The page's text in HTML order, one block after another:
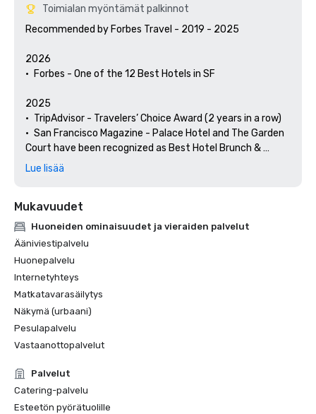
Toimialan myöntämät palkinnot
Recommended by Forbes Travel - 2019 - 2025
2026
•	Forbes - One of the 12 Best Hotels in SF
2025
•	TripAdvisor - Travelers’ Choice Award (2 years in a row)
•	San Francisco Magazine - Palace Hotel and The Garden
Court have been recognized as Best Hotel Brunch &
Setting
•	Thrillist - Best Things to Do in San Francisco for an Arts
and Culture Lover
Spotlights San Francisco’s Arts & Culture
•	Haute Living San Francisco - San Francisco’s Palace
Hotel Celebrates 150 Years
2024
•	Travel + Leisure - Best Hotels in SF - Hotel with the Best
Amenities
Unforgettable Caviar Experiences
•	SF Gate – Best of the Bay Area – 5 Top Best Hotels
Lue lisää
Mukavuudet
Huoneiden ominaisuudet ja vieraiden palvelut
Ääniviestipalvelu
Huonepalvelu
Internetyhteys
Matkatavarasäilytys
Näkymä (urbaani)
Pesulapalvelu
Vastaanottopalvelut
Palvelut
Catering-palvelu
Esteetön pyörätuolille